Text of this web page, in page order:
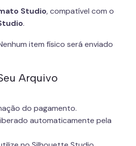
Studio, compatível com o
.
item físico será enviado
Arquivo
do pagamento.
automaticamente pela